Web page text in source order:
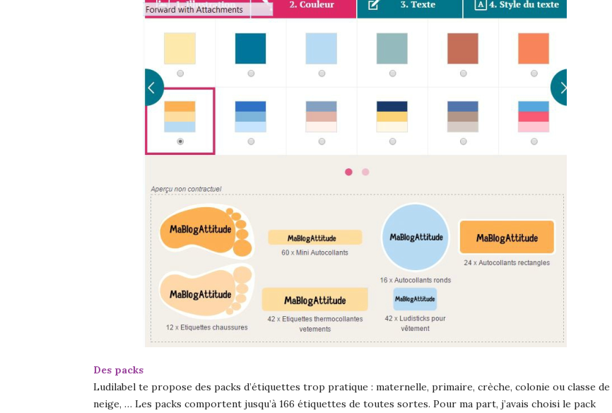
Des packs
Ludilabel te propose des packs d’étiquettes trop pratique : maternelle, primaire, crèche, colonie ou classe de
neige, … Les packs comportent jusqu’à 166 étiquettes de toutes sortes. Pour ma part, j’avais choisi le pack